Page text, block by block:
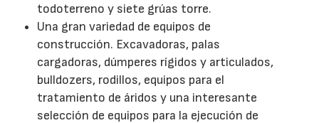
todoterreno y siete grúas torre.
Una gran variedad de equipos de
construcción. Excavadoras, palas
cargadoras, dúmperes rígidos y articulados,
bulldozers, rodillos, equipos para el
tratamiento de áridos y una interesante
selección de equipos para la ejecución de